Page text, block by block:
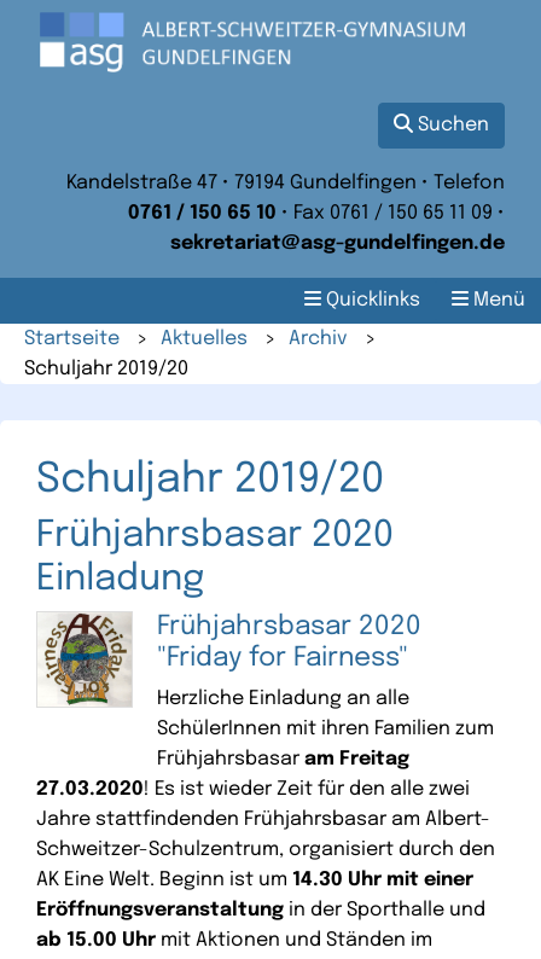
Suchen
Kandelstraße 47 • 79194 Gundelfingen • Telefon
0761 / 150 65 10 • Fax 0761 / 150 65 11 09 •
sekretariat@asg-gundelfingen.de
Menü
Quicklinks
Startseite
> Aktuelles > Archiv
>
Schuljahr 2019/20
Schuljahr 2019/20
Frühjahrsbasar 2020
Einladung
Frühjahrsbasar 2020
"Friday for Fairness"
Herzliche Einladung an alle
SchülerInnen mit ihren Familien zum
Frühjahrsbasar am Freitag
27.03.2020! Es ist wieder Zeit für den alle zwei
Jahre stattfindenden Frühjahrsbasar am Albert-
Schweitzer-Schulzentrum, organisiert durch den
AK Eine Welt. Beginn ist um 14.30 Uhr mit einer
Eröffnungsveranstaltung in der Sporthalle und
ab 15.00 Uhr mit Aktionen und Ständen im